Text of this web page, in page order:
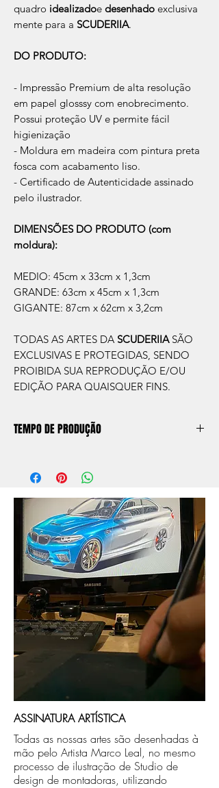
quadro idealizadoe desenhado exclusiva
mente para a SCUDERIIA.
DO PRODUTO:
- Impressão Premium de alta resolução
em papel glosssy com enobrecimento.
Possui proteção UV e permite fácil
higienização
- Moldura em madeira com pintura preta
fosca com acabamento liso.
- Certificado de Autenticidade assinado
pelo ilustrador.
DIMENSÕES DO PRODUTO (com
moldura):
MEDIO: 45cm x 33cm x 1,3cm
GRANDE: 63cm x 45cm x 1,3cm
GIGANTE: 87cm x 62cm x 3,2cm
TODAS AS ARTES DA SCUDERIIA SÃO
EXCLUSIVAS E PROTEGIDAS, SENDO
PROIBIDA SUA REPRODUÇÃO E/OU
EDIÇÃO PARA QUAISQUER FINS.
TEMPO DE PRODUÇÃO
aprox. 5 dias úteis, após a confirmação de
compra.
Após a produçao, seguimos com o envio
no endereço que nos for informado na
compra ou disponibilizaremos para retirada
caso seja sua opção de compra.
ASSINATURA ARTÍSTICA
Todas as nossas artes são desenhadas à
mão pelo Artista Marco Leal, no mesmo
processo de ilustração de Studio de
design de montadoras, utilizando